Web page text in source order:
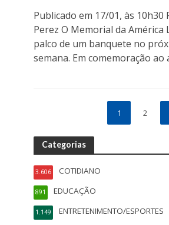
Publicado em 17/01, às 10h30
Perez O Memorial da América
palco de um banquete no
semana. Em comemoração ao
1 2
Categorias
COTIDIANO
3.606
EDUCAÇÃO
891
ENTRETENIMENTO/ESPORTES
1.149